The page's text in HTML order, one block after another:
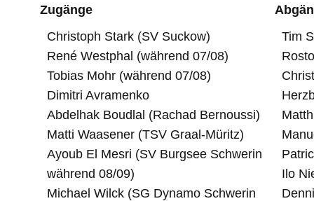
Zugänge
Christoph Stark (SV Suckow)
René Westphal (während 07/08)
Tobias Mohr (während 07/08)
Dimitri Avramenko
Abdelhak Boudlal (Rachad Bernoussi)
Matti Waasener (TSV Graal-Müritz)
Ayoub El Mesri (SV Burgsee Schwerin
während 08/09)
Michael Wilck (SG Dynamo Schwerin
Tim
Ilo